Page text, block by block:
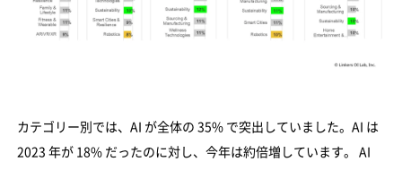
カテゴリー別では、AI が全体の 35% で突出していました。AI は
2023 年が 18% だったのに対し、今年は約倍増しています。 AI